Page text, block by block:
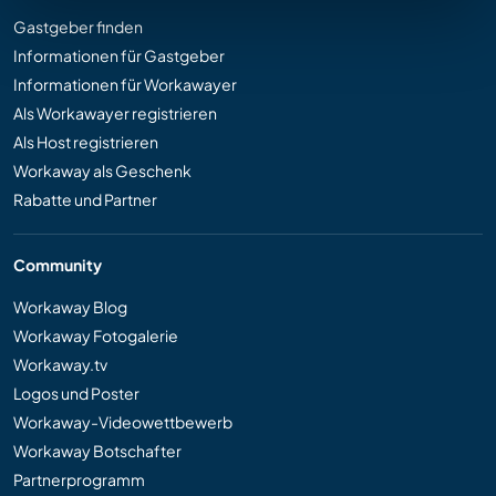
Gastgeber finden
Informationen für Gastgeber
Informationen für Workawayer
Als Workawayer registrieren
Als Host registrieren
Workaway als Geschenk
Rabatte und Partner
Community
Workaway Blog
Workaway Fotogalerie
Workaway.tv
Logos und Poster
Workaway-Videowettbewerb
Workaway Botschafter
Partnerprogramm